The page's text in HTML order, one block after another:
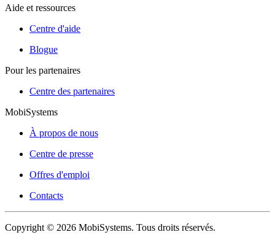
Aide et ressources
Centre d'aide
Blogue
Pour les partenaires
Centre des partenaires
MobiSystems
À propos de nous
Centre de presse
Offres d'emploi
Contacts
Copyright © 2026 MobiSystems. Tous droits réservés.